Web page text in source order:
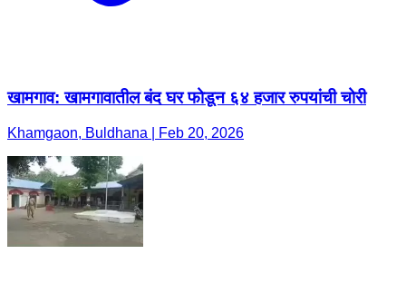
खामगाव: खामगावातील बंद घर फोडून ६४ हजार रुपयांची चोरी
Khamgaon, Buldhana | Feb 20, 2026